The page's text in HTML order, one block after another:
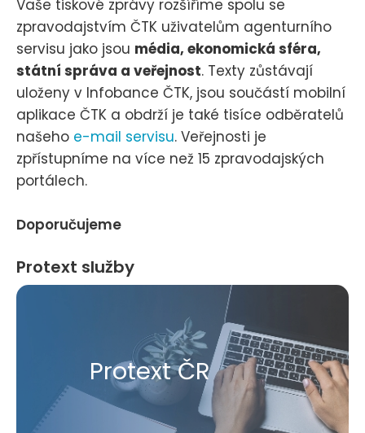
Vaše tiskové zprávy rozšíříme spolu se
zpravodajstvím ČTK uživatelům agenturního
servisu jako jsou média, ekonomická sféra,
státní správa a veřejnost. Texty zůstávají
uloženy v Infobance ČTK, jsou součástí mobilní
aplikace ČTK a obdrží je také tisíce odběratelů
našeho e-mail servisu. Veřejnosti je
zpřístupníme na více než 15 zpravodajských
portálech.
Doporučujeme
Protext služby
Protext ČR